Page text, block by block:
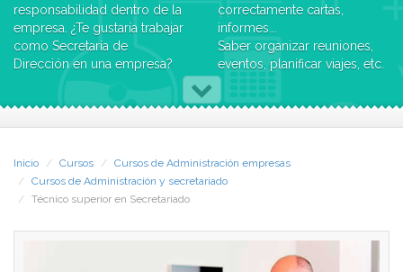
responsabilidad dentro de la
empresa. ¿Te gustaría trabajar
como Secretaría de
Dirección en una empresa?
¿Quieres tener un puesto de
responsabilidad? La labor de
Con el Curso de Técnico
comunicación, habilidades
correctamente cartas,
informes...
Saber organizar reuniones,
eventos, planificar viajes, etc.
Adquirir los conocimientos
necesarios para hacer el
empresa: procesador de
Inicio Cursos
Cursos de Administración empresas
Cursos de Administración y secretariado
Técnico superior en Secretariado